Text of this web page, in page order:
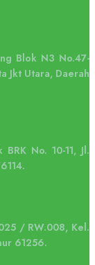
Blok N3 No.47-
Jkt Utara, Daerah
No. 10-11, Jl.
/ RW.008, Kel.
61256.